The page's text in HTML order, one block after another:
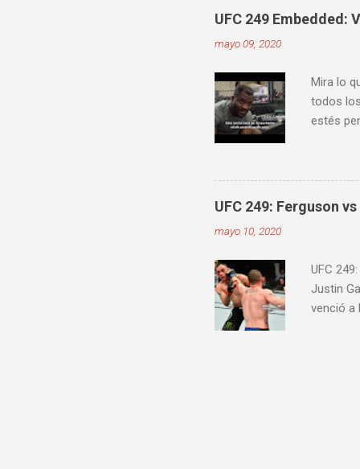
ver
UFC 249 Embedded:
mayo 09, 2020
Mira lo
todos
estés
UFC 249: Ferguson
mayo 10, 2020
UFC
Justin
venció a
Price